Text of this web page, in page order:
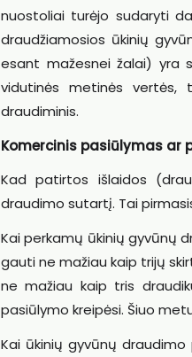
nuostoliai turėjo sudaryti
draudžiamosios ūkinių
esant mažesnei žalai) yra
vidutinės metinės vertės,
draudiminis.
Komercinis pasiūlymas ar
Kad patirtos išlaidos
draudimo sutartį. Tai
Kai perkamų ūkinių gyvūnų
gauti ne mažiau kaip trijų
ne mažiau kaip tris
pasiūlymo kreipėsi. Šiuo
Kai ūkinių gyvūnų